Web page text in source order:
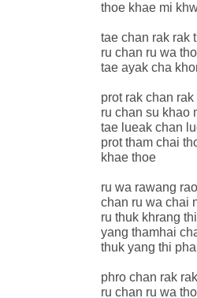
thoe khae mi
tae chan rak rak
ru chan ru wa
tae ayak cha
prot rak chan
ru chan su khao
tae lueak chan
prot tham chai
khae thoe
ru wa rawang
chan ru wa chai
ru thuk khrang
yang thamhai
thuk yang thi
phro chan rak
ru chan ru wa